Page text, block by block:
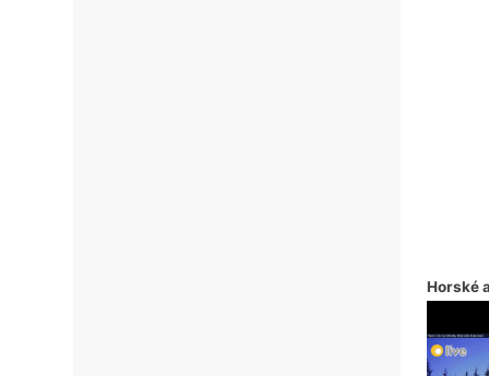
Horské